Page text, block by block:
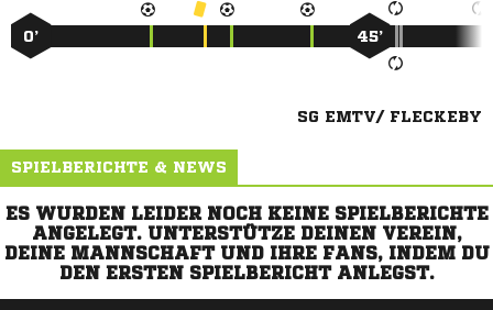
0’ 45’
SG EMTV/ FLECKEBY
SPIELBERICHTE & NEWS
ES WURDEN LEIDER NOCH KEINE SPIELBERICHTE
ANGELEGT. UNTERSTÜTZE DEINEN VEREIN,
DEINE MANNSCHAFT UND IHRE FANS, INDEM DU
DEN ERSTEN SPIELBERICHT ANLEGST.